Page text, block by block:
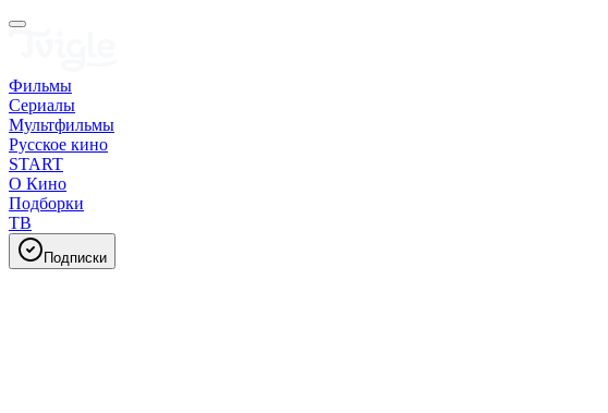
Фильмы
Сериалы
Мультфильмы
Русское кино
START
О Кино
Подборки
ТВ
Подписки